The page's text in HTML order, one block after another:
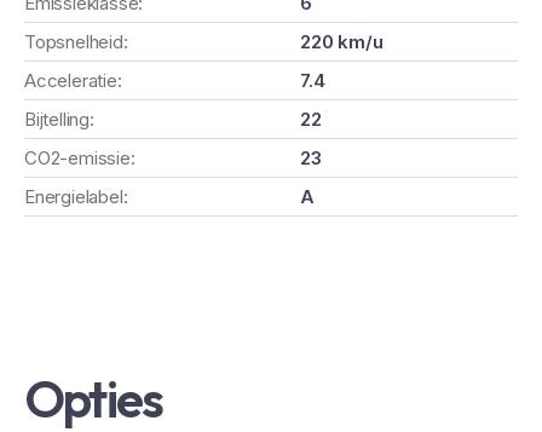
Topsnelheid:
220 km/u
Acceleratie:
7.4
Bijtelling:
22
CO2-emissie:
23
Energielabel:
A
Opties